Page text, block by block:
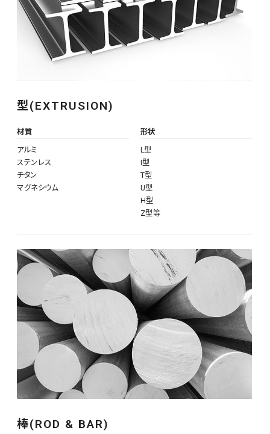
型(EXTRUSION)
材質
アルミ
ステンレス
チタン
マグネシウム
形状
L型
I型
T型
U型
H型
Z型等
棒(ROD & BAR)